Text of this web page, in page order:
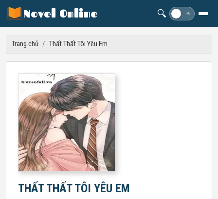
Novel Online 🔍 ☀
Trang chủ / Thất Thất Tôi Yêu Em
THẤT THẤT TÔI YÊU EM